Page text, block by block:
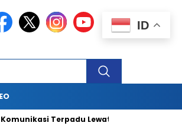
Terpadu Lewat Press Release,
ID